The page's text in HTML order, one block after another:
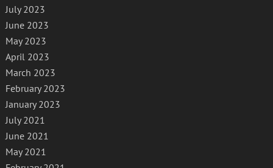
July 2023
June 2023
May 2023
April 2023
March 2023
February 2023
January 2023
July 2021
June 2021
May 2021